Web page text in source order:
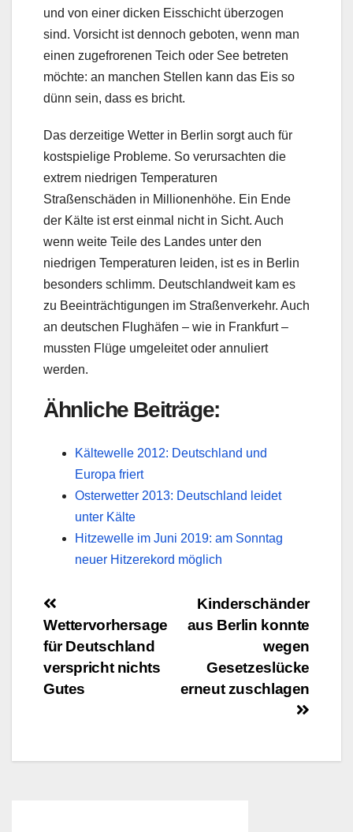
und von einer dicken Eisschicht überzogen
sind. Vorsicht ist dennoch geboten, wenn man
einen zugefrorenen Teich oder See betreten
möchte: an manchen Stellen kann das Eis so
dünn sein, dass es bricht.
Das derzeitige Wetter in Berlin sorgt auch für
kostspielige Probleme. So verursachten die
extrem niedrigen Temperaturen
Straßenschäden in Millionenhöhe. Ein Ende
der Kälte ist erst einmal nicht in Sicht. Auch
wenn weite Teile des Landes unter den
niedrigen Temperaturen leiden, ist es in Berlin
besonders schlimm. Deutschlandweit kam es
zu Beeinträchtigungen im Straßenverkehr. Auch
an deutschen Flughäfen – wie in Frankfurt –
mussten Flüge umgeleitet oder annuliert
werden.
Ähnliche Beiträge:
Kältewelle 2012: Deutschland und
Europa friert
Osterwetter 2013: Deutschland leidet
unter Kälte
Hitzewelle im Juni 2019: am Sonntag
neuer Hitzerekord möglich
BeitragsnavigationKinderschänder
aus Berlin konnte
wegen
Gesetzeslücke
erneut zuschlagen
Wettervorhersage
für Deutschland
verspricht nichts
Gutes